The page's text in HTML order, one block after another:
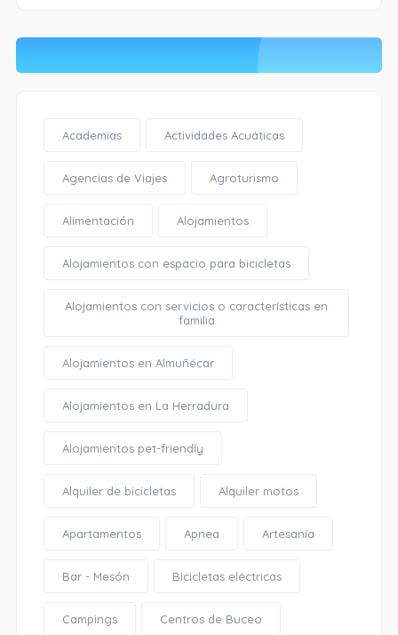
Academias Actividades Acuáticas
Agencias de Viajes Agroturismo
Alimentación Alojamientos
Alojamientos con espacio para bicicletas
Alojamientos con servicios o características en
familia
Alojamientos en Almuñécar
Alojamientos en La Herradura
Alojamientos pet-friendly
Alquiler de bicicletas Alquiler motos
Apartamentos Apnea Artesanía
Bar - Mesón Bicicletas eléctricas
Campings Centros de Buceo